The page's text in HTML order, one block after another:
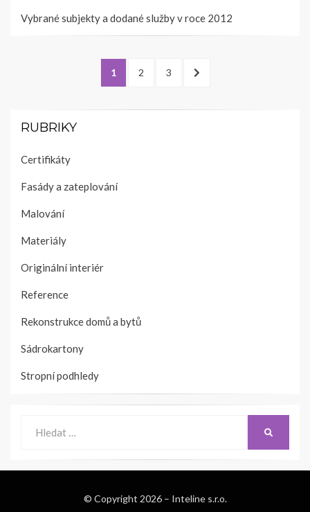
Vybrané subjekty a dodané služby v roce 2012
StránkováníPAGE
1 PAGE
2 PAGE
3
NEXT
RUBRIKY
Certifikáty
Fasády a zateplování
Malování
Materiály
Originální interiér
Reference
Rekonstrukce domů a bytů
Sádrokartony
Stropní podhledy
© Copyright 2026 – Inteline s.r.o.